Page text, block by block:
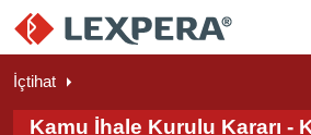
İçtihat
Kamu İhale Kurulu Kararı -